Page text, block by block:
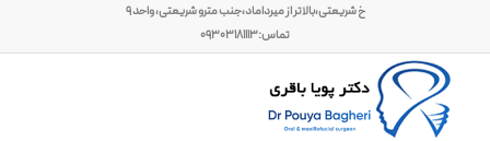
خ شریعتی،بالاتر از میرداماد،جنب مترو شریعتی، واحد ۹
تماس:۰۹۳۰۳۱۸۱۱۱۳